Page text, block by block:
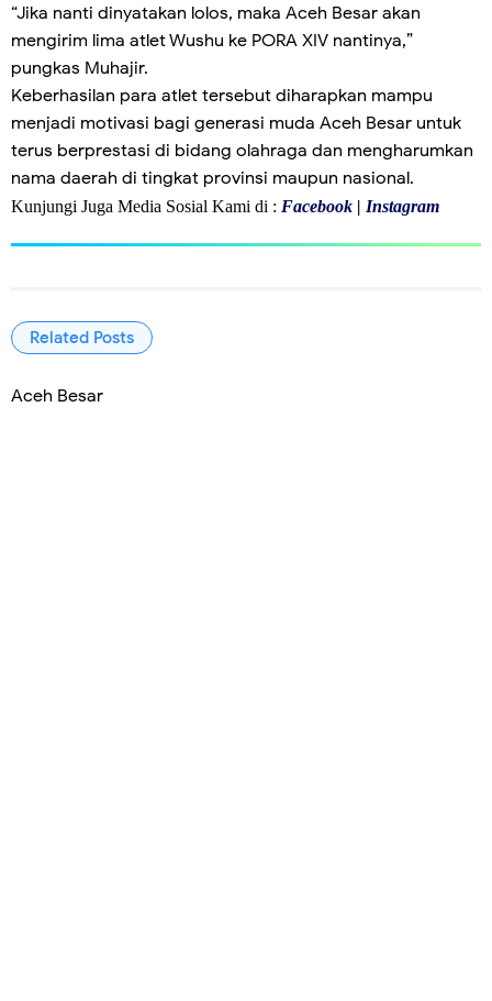
“Jika nanti dinyatakan lolos, maka Aceh Besar akan
mengirim lima atlet Wushu ke PORA XIV nantinya,”
pungkas Muhajir.
Keberhasilan para atlet tersebut diharapkan mampu
menjadi motivasi bagi generasi muda Aceh Besar untuk
terus berprestasi di bidang olahraga dan mengharumkan
nama daerah di tingkat provinsi maupun nasional.
Kunjungi Juga Media Sosial Kami di : Facebook | Instagram
Related Posts
Aceh Besar